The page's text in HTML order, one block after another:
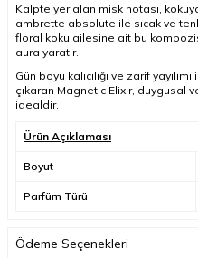
Kalpte yer alan misk notası,
ambrette absolute ile sıcak ve
floral koku ailesine ait bu
aura yaratır.
Gün boyu kalıcılığı ve zarif
çıkaran Magnetic Elixir, duygusal
idealdir.
Ürün Açıklaması
Boyut
Parfüm Türü
Ödeme Seçenekleri